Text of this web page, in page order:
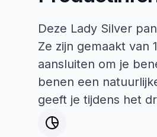
Deze Lady Silver
Ze zijn gemaakt van
aansluiten om je
benen een
geeft je tijdens het